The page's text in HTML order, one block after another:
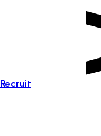
Recruit